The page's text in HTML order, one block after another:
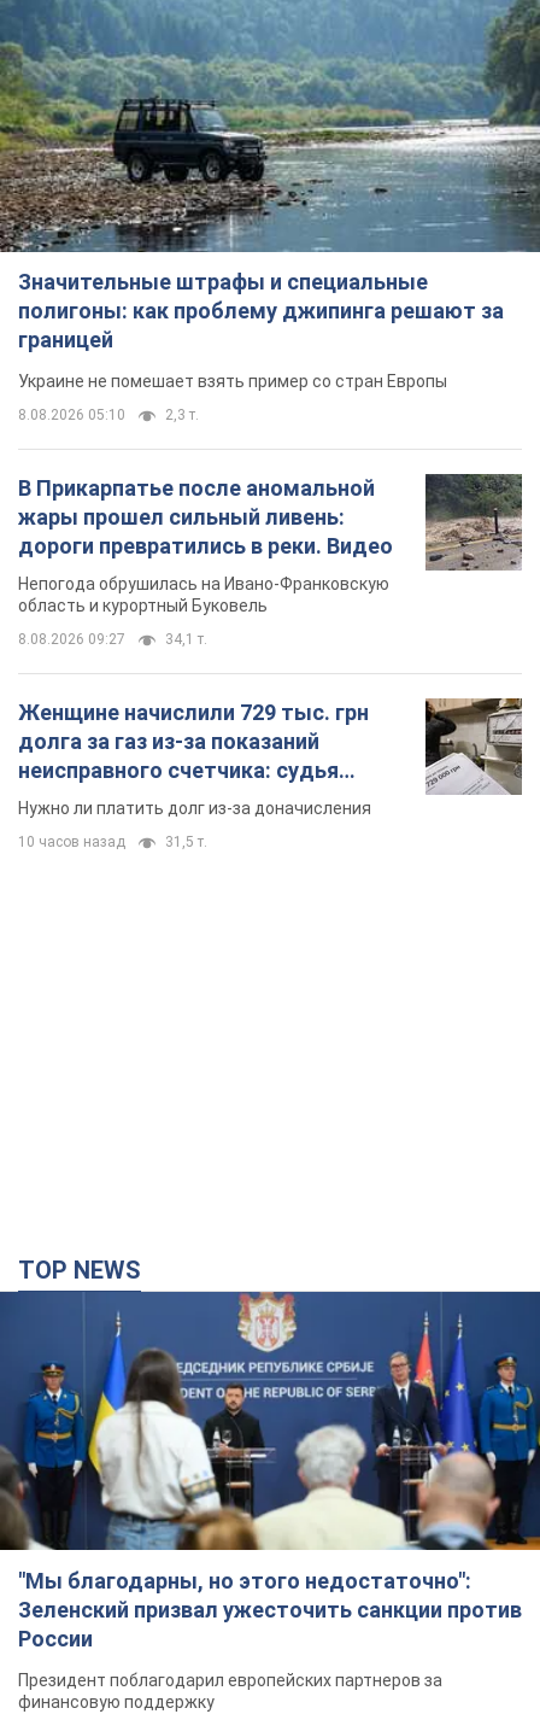
Значительные штрафы и специальные
полигоны: как проблему джипинга решают за
границей
Украине не помешает взять пример со стран Европы
8.08.2026 05:10 2,3 т.
В Прикарпатье после аномальной
жары прошел сильный ливень:
дороги превратились в реки. Видео
Непогода обрушилась на Ивано-Франковскую
область и курортный Буковель
8.08.2026 09:27 34,1 т.
Женщине начислили 729 тыс. грн
долга за газ из-за показаний
неисправного счетчика: судья
вынес неожиданное решение
Нужно ли платить долг из-за доначисления
10 часов назад 31,5 т.
TOP NEWS
"Мы благодарны, но этого недостаточно":
Зеленский призвал ужесточить санкции против
России
Президент поблагодарил европейских партнеров за
финансовую поддержку